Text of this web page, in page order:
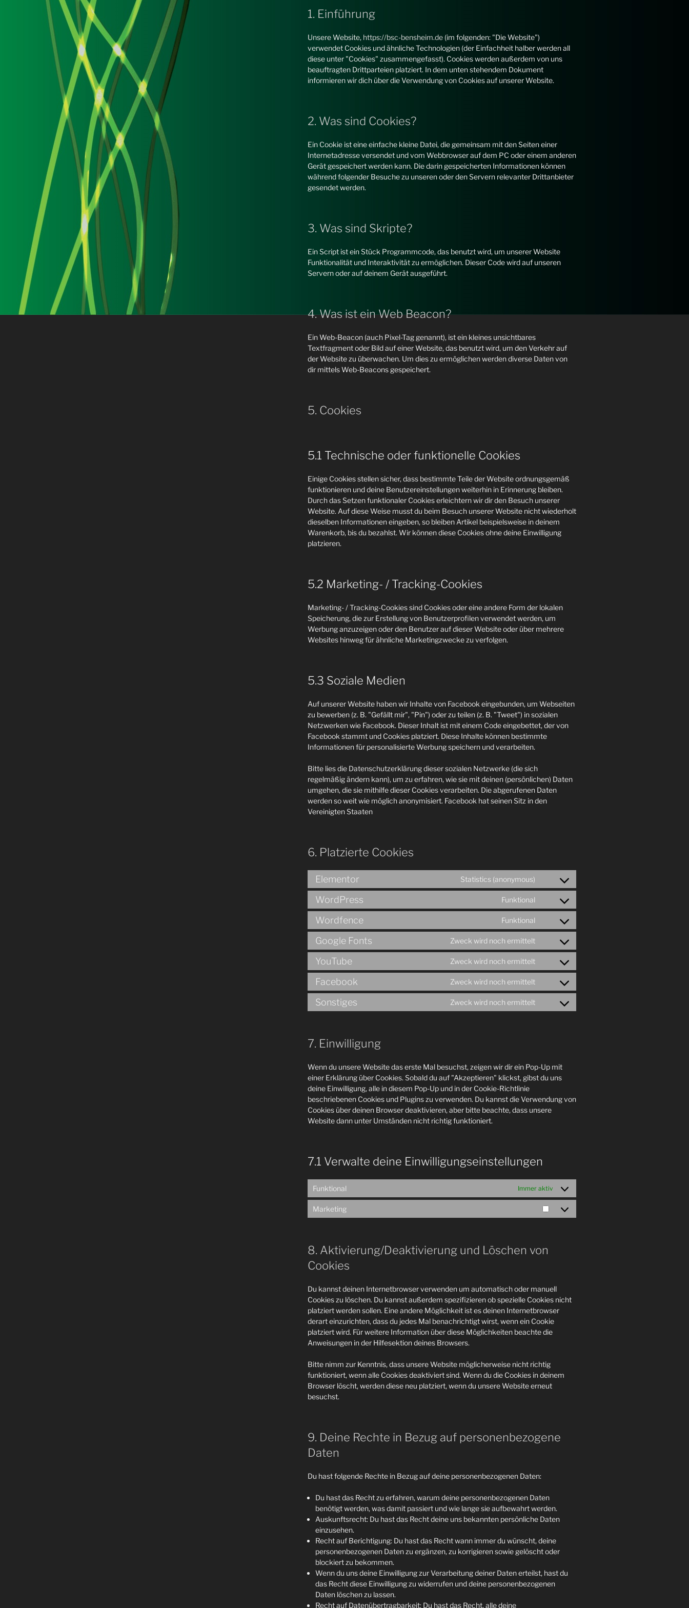
1. Einführung
Unsere Website, https://bsc-bensheim.de(im folgenden: "Die Website")
verwendet Cookies und ähnliche Technologien (der Einfachheit halber werden all
diese unter "Cookies" zusammengefasst). Cookies werden außerdem von uns
beauftragten Drittparteien platziert. In dem unten stehendem Dokument
informieren wir dich über die Verwendung von Cookies auf unserer Website.
2. Was sind Cookies?
Ein Cookie ist eine einfache kleine Datei, die gemeinsam mit den Seiten einer
Internetadresse versendet und vom Webbrowser auf dem PC oder einem anderen
Gerät gespeichert werden kann. Die darin gespeicherten Informationen können
während folgender Besuche zu unseren oder den Servern relevanter Drittanbieter
gesendet werden.
3. Was sind Skripte?
Ein Script ist ein Stück Programmcode, das benutzt wird, um unserer Website
Funktionalität und Interaktivität zu ermöglichen. Dieser Code wird auf unseren
Servern oder auf deinem Gerät ausgeführt.
4. Was ist ein Web Beacon?
Ein Web-Beacon (auch Pixel-Tag genannt), ist ein kleines unsichtbares
Textfragment oder Bild auf einer Website, das benutzt wird, um den Verkehr auf
der Website zu überwachen. Um dies zu ermöglichen werden diverse Daten von
dir mittels Web-Beacons gespeichert.
5. Cookies
5.1 Technische oder funktionelle Cookies
Einige Cookies stellen sicher, dass bestimmte Teile der Website ordnungsgemäß
funktionieren und deine Benutzereinstellungen weiterhin in Erinnerung bleiben.
Durch das Setzen funktionaler Cookies erleichtern wir dir den Besuch unserer
Website. Auf diese Weise musst du beim Besuch unserer Website nicht wiederholt
dieselben Informationen eingeben, so bleiben Artikel beispielsweise in deinem
Warenkorb, bis du bezahlst. Wir können diese Cookies ohne deine Einwilligung
platzieren.
5.2 Marketing- / Tracking-Cookies
Marketing- / Tracking-Cookies sind Cookies oder eine andere Form der lokalen
Speicherung, die zur Erstellung von Benutzerprofilen verwendet werden, um
Werbung anzuzeigen oder den Benutzer auf dieser Website oder über mehrere
Websites hinweg für ähnliche Marketingzwecke zu verfolgen.
5.3 Soziale Medien
Auf unserer Website haben wir Inhalte von Facebook eingebunden, um Webseiten
zu bewerben (z. B. "Gefällt mir", "Pin") oder zu teilen (z. B. "Tweet") in sozialen
Netzwerken wie Facebook. Dieser Inhalt ist mit einem Code eingebettet, der von
Facebook stammt und Cookies platziert. Diese Inhalte können bestimmte
Informationen für personalisierte Werbung speichern und verarbeiten.
Bitte lies die Datenschutzerklärung dieser sozialen Netzwerke (die sich
regelmäßig ändern kann), um zu erfahren, wie sie mit deinen (persönlichen) Daten
umgehen, die sie mithilfe dieser Cookies verarbeiten. Die abgerufenen Daten
werden so weit wie möglich anonymisiert. Facebook hat seinen Sitz in den
Vereinigten Staaten
6. Platzierte Cookies
Elementor Statistics (anonymous)
Consent
to
service
WordPress Funktional
Consent
to
service
Wordfence Funktional
Consent
to
service
Google Fonts Zweck wird noch ermittelt
Consent
to
service
YouTube Zweck wird noch ermittelt
Consent
to
service
Facebook Zweck wird noch ermittelt
Consent
to
service
Sonstiges Zweck wird noch ermittelt
Consent
7. Einwilligung
Wenn du unsere Website das erste Mal besuchst, zeigen wir dir ein Pop-Up mit
einer Erklärung über Cookies. Sobald du auf "Akzeptieren" klickst, gibst du uns
deine Einwilligung, alle in diesem Pop-Up und in der Cookie-Richtlinie
beschriebenen Cookies und Plugins zu verwenden. Du kannst die Verwendung von
Cookies über deinen Browser deaktivieren, aber bitte beachte, dass unsere
Website dann unter Umständen nicht richtig funktioniert.
7.1 Verwalte deine Einwilligungseinstellungen
Funktional Immer aktiv
Marketing Marketing
8. Aktivierung/Deaktivierung und Löschen von
Cookies
Du kannst deinen Internetbrowser verwenden um automatisch oder manuell
Cookies zu löschen. Du kannst außerdem spezifizieren ob spezielle Cookies nicht
platziert werden sollen. Eine andere Möglichkeit ist es deinen Internetbrowser
derart einzurichten, dass du jedes Mal benachrichtigt wirst, wenn ein Cookie
platziert wird. Für weitere Information über diese Möglichkeiten beachte die
Anweisungen in der Hilfesektion deines Browsers.
Bitte nimm zur Kenntnis, dass unsere Website möglicherweise nicht richtig
funktioniert, wenn alle Cookies deaktiviert sind. Wenn du die Cookies in deinem
Browser löscht, werden diese neu platziert, wenn du unsere Website erneut
besuchst.
9. Deine Rechte in Bezug auf personenbezogene
Daten
Du hast folgende Rechte in Bezug auf deine personenbezogenen Daten:
Du hast das Recht zu erfahren, warum deine personenbezogenen Daten
benötigt werden, was damit passiert und wie lange sie aufbewahrt werden.
Auskunftsrecht: Du hast das Recht deine uns bekannten persönliche Daten
einzusehen.
Recht auf Berichtigung: Du hast das Recht wann immer du wünscht, deine
personenbezogenen Daten zu ergänzen, zu korrigieren sowie gelöscht oder
blockiert zu bekommen.
Wenn du uns deine Einwilligung zur Verarbeitung deiner Daten erteilst, hast du
das Recht diese Einwilligung zu widerrufen und deine personenbezogenen
Daten löschen zu lassen.
Recht auf Datenübertragbarkeit: Du hast das Recht, alle deine